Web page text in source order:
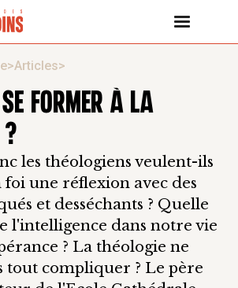
>Articles>
FORMER À LA
?
les théologiens veulent-ils
une réflexion avec des
et desséchants ? Quelle
l'intelligence dans notre vie
? La théologie ne
tout compliquer ? Le père